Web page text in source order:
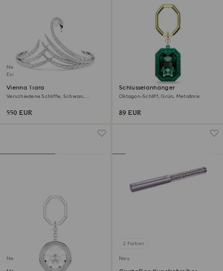
Neu
Exklusiv online
Vienna Tiara
Verschiedene Schliffe, Schwan,
550 EUR
Schlüsselanhänger
Oktagon-Schliff, Grün, Metallmix
89 EUR
Neu
2 Farben
Neu